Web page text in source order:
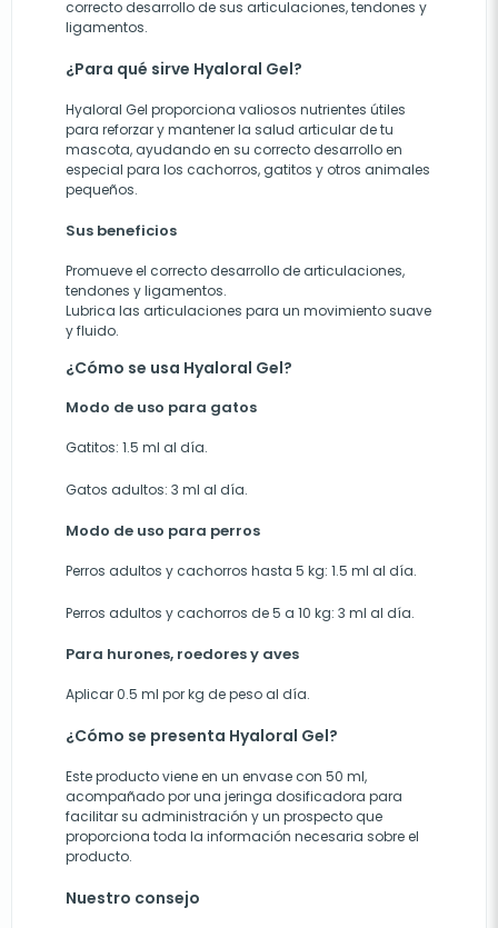
correcto desarrollo de sus articulaciones, tendones y
ligamentos.
¿Para qué sirve Hyaloral Gel?
Hyaloral Gel proporciona valiosos nutrientes útiles
para reforzar y mantener la salud articular de tu
mascota, ayudando en su correcto desarrollo en
especial para los cachorros, gatitos y otros animales
pequeños.
Sus beneficios
Promueve el correcto desarrollo de articulaciones,
tendones y ligamentos.
Lubrica las articulaciones para un movimiento suave
y fluido.
¿Cómo se usa Hyaloral Gel?
Modo de uso para gatos
Gatitos: 1.5 ml al día.
Gatos adultos: 3 ml al día.
Modo de uso para perros
Perros adultos y cachorros hasta 5 kg: 1.5 ml al día.
Perros adultos y cachorros de 5 a 10 kg: 3 ml al día.
Para hurones, roedores y aves
Aplicar 0.5 ml por kg de peso al día.
¿Cómo se presenta Hyaloral Gel?
Este producto viene en un envase con 50 ml,
acompañado por una jeringa dosificadora para
facilitar su administración y un prospecto que
proporciona toda la información necesaria sobre el
producto.
Nuestro consejo